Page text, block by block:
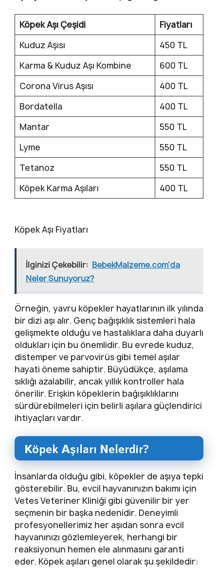
Köpek Aşı Çeşidi
Fiyatları
Kuduz Aşısı
450 TL
Karma & Kuduz Aşı Kombine
600 TL
Corona Virus Aşısı
400 TL
Bordatella
400 TL
Mantar
550 TL
Lyme
550 TL
Tetanoz
550 TL
Köpek Karma Aşıları
400 TL
Köpek Aşı Fiyatları
İlginizi Çekebilir: BebekMalzeme.com’da
Neler Sunuyoruz?
Örneğin, yavru köpekler hayatlarının ilk yılında
bir dizi aşı alır. Genç bağışıklık sistemleri hala
gelişmekte olduğu ve hastalıklara daha duyarlı
oldukları için bu önemlidir. Bu evrede kuduz,
distemper ve parvovirüs gibi temel aşılar
hayati öneme sahiptir. Büyüdükçe, aşılama
sıklığı azalabilir, ancak yıllık kontroller hala
önerilir. Erişkin köpeklerin bağışıklıklarını
sürdürebilmeleri için belirli aşılara güçlendirici
ihtiyaçları vardır.
Köpek Aşıları Nelerdir?
İnsanlarda olduğu gibi, köpekler de aşıya tepki
gösterebilir. Bu, evcil hayvanınızın bakımı için
Vetes Veteriner Kliniği gibi güvenilir bir yer
seçmenin bir başka nedenidir. Deneyimli
profesyonellerimiz her aşıdan sonra evcil
hayvanınızı gözlemleyerek, herhangi bir
reaksiyonun hemen ele alınmasını garanti
eder. Köpek aşıları genel olarak şu şekildedir: